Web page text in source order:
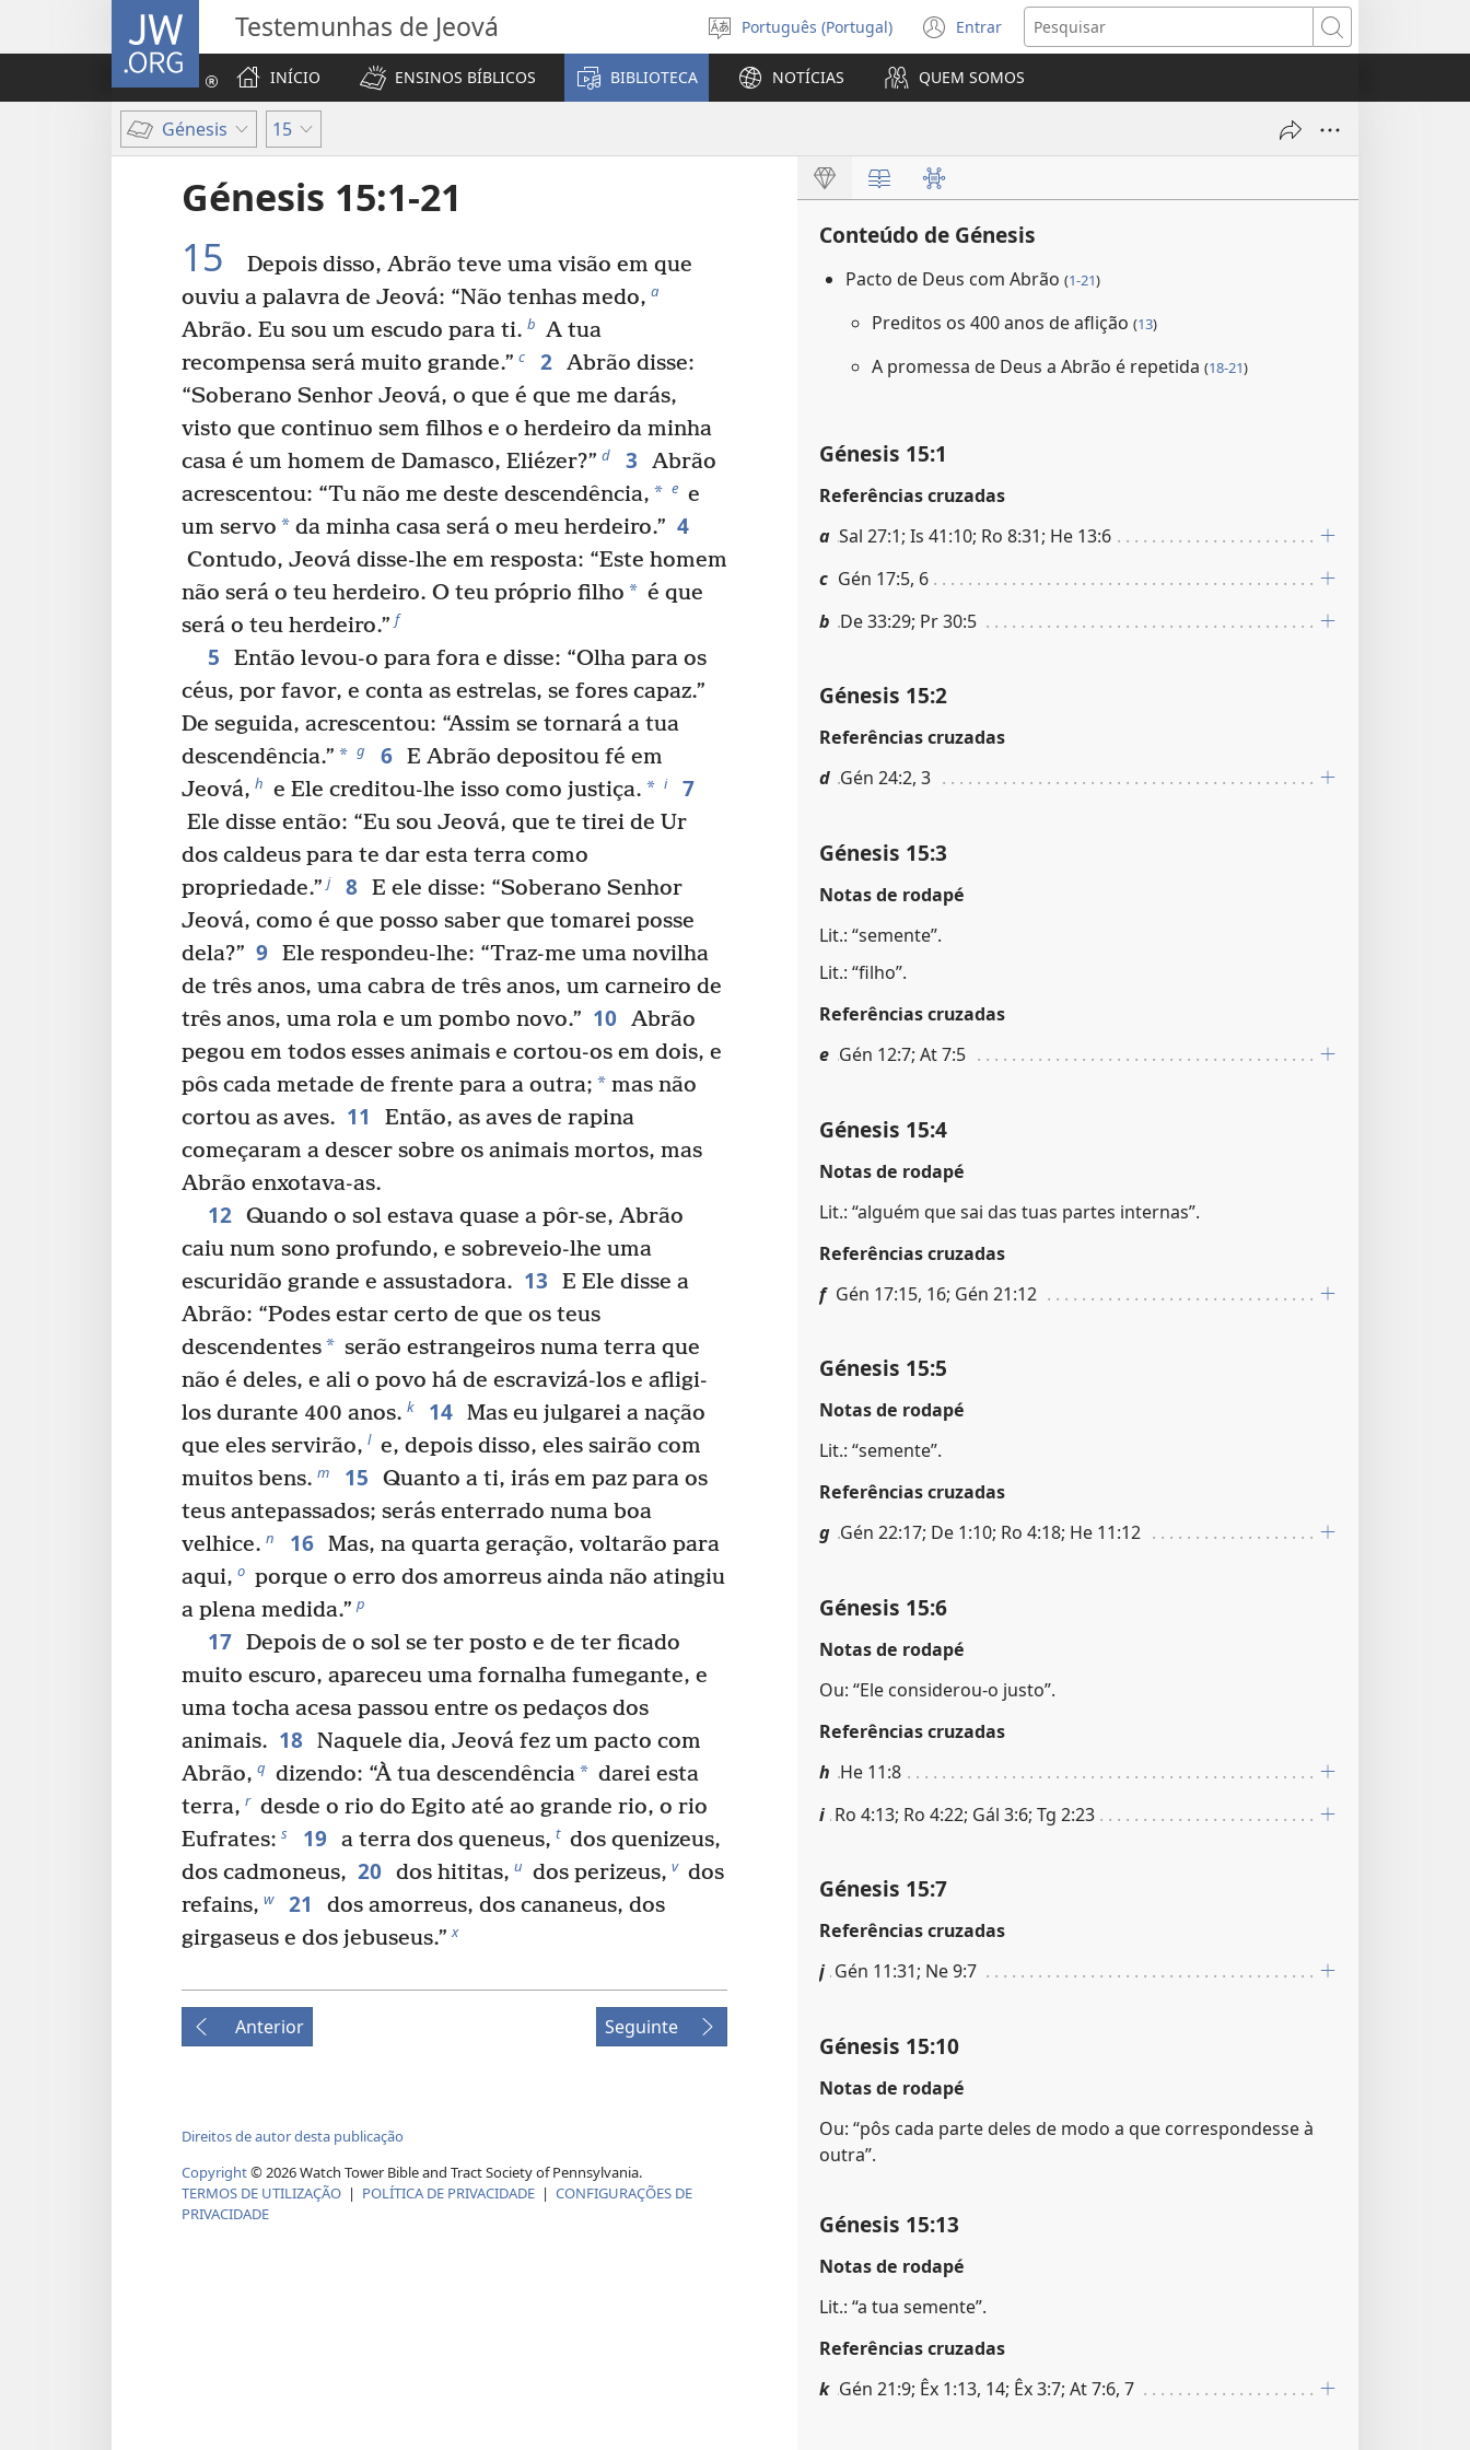
JW.ORG Testemunhas de Jeová
Selecionar
Língua
Português (Portugal) Entrar
(abre
uma
nova
janela)
Pesquisar
INÍCIO
ENSINOS BÍBLICOS BIBLIOTECA NOTÍCIAS QUEM SOMOS
Génesis 15
Génesis 15:1-21
15
Depois disso, Abrão teve uma visão em que
ouviu a palavra de Jeová: “Não tenhas medo, a
Abrão. Eu sou um escudo para ti. b A tua
recompensa será muito grande.” c 2 Abrão disse:
“Soberano Senhor Jeová, o que é que me darás,
visto que continuo sem filhos e o herdeiro da minha
casa é um homem de Damasco, Eliézer?” d 3
Abrão
acrescentou: “Tu não me deste descendência, * e e
um servo * da minha casa será o meu herdeiro.” 4
Contudo, Jeová disse-lhe em resposta: “Este homem
não será o teu herdeiro. O teu próprio filho * é que
será o teu herdeiro.” f
5
Então levou-o para fora e disse: “Olha para os
céus, por favor, e conta as estrelas, se fores capaz.”
De seguida, acrescentou: “Assim se tornará a tua
descendência.” * g 6 E Abrão depositou fé em
Jeová, h e Ele creditou-lhe isso como justiça. * i 7
Ele disse então: “Eu sou Jeová, que te tirei de Ur
dos caldeus para te dar esta terra como
propriedade.” j 8 E ele disse: “Soberano Senhor
Jeová, como é que posso saber que tomarei posse
dela?” 9 Ele respondeu-lhe: “Traz-me uma novilha
de três anos, uma cabra de três anos, um carneiro de
três anos, uma rola e um pombo novo.” 10 Abrão
pegou em todos esses animais e cortou-os em dois, e
pôs cada metade de frente para a outra; * mas não
cortou as aves. 11
Então, as aves de rapina
começaram a descer sobre os animais mortos, mas
Abrão enxotava-as.
12 Quando o sol estava quase a pôr-se, Abrão
caiu num sono profundo, e sobreveio-lhe uma
escuridão grande e assustadora. 13
E Ele disse a
Abrão: “Podes estar certo de que os teus
descendentes* serão estrangeiros numa terra que
não é deles, e ali o povo há de escravizá-los e afligi-
los durante 400 anos. k 14 Mas eu julgarei a nação
que eles servirão, l e, depois disso, eles sairão com
muitos bens. m 15
Quanto a ti, irás em paz para os
teus antepassados; serás enterrado numa boa
velhice. n 16 Mas, na quarta geração, voltarão para
aqui, o porque o erro dos amorreus ainda não atingiu
a plena medida.” p
17 Depois de o sol se ter posto e de ter ficado
muito escuro, apareceu uma fornalha fumegante, e
uma tocha acesa passou entre os pedaços dos
animais. 18 Naquele dia, Jeová fez um pacto com
Abrão, q dizendo: “À tua descendência* darei esta
terra, r desde o rio do Egito até ao grande rio, o rio
Eufrates: s 19 a terra dos queneus, t dos quenizeus,
dos cadmoneus, 20 dos hititas, u dos perizeus, v dos
refains, w 21
dos amorreus, dos cananeus, dos
girgaseus e dos jebuseus.” x
Anterior Seguinte
Direitos de autor desta publicação
Copyright© 2026Watch Tower Bible and Tract Society of Pennsylvania.
TERMOS DE UTILIZAÇÃO | POLÍTICA DE PRIVACIDADE | CONFIGURAÇÕES DE
PRIVACIDADE
Conteúdo de Génesis
Pacto de Deus com Abrão (1-21)
Preditos os 400 anos de aflição (13)
A promessa de Deus a Abrão é repetida (18-21)
Génesis 15:1
Referências cruzadas
a Sal 27:1; Is 41:10; Ro 8:31; He 13:6
c Gén 17:5, 6
b De 33:29; Pr 30:5
Génesis 15:2
Referências cruzadas
d Gén 24:2, 3
Génesis 15:3
Notas de rodapé
Lit.: “semente”.
Lit.: “filho”.
Referências cruzadas
e Gén 12:7; At 7:5
Génesis 15:4
Notas de rodapé
Lit.: “alguém que sai das tuas partes internas”.
Referências cruzadas
f Gén 17:15, 16; Gén 21:12
Génesis 15:5
Notas de rodapé
Lit.: “semente”.
Referências cruzadas
g Gén 22:17; De 1:10; Ro 4:18; He 11:12
Génesis 15:6
Notas de rodapé
Ou: “Ele considerou-o justo”.
Referências cruzadas
h He 11:8
i Ro 4:13; Ro 4:22; Gál 3:6; Tg 2:23
Génesis 15:7
Referências cruzadas
j Gén 11:31; Ne 9:7
Génesis 15:10
Notas de rodapé
Ou: “pôs cada parte deles de modo a que correspondesse à
outra”.
Génesis 15:13
Notas de rodapé
Lit.: “a tua semente”.
Referências cruzadas
k Gén 21:9; Êx 1:13, 14; Êx 3:7; At 7:6, 7